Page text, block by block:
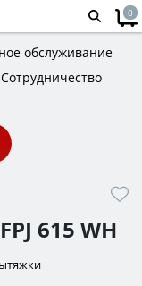
0
обслуживание
Сотрудничество
615 WH